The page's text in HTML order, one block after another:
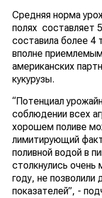
Средняя норма
полях составляет
составила более 4
вполне
американских
кукурузы.
“Потенциал
соблюдении всех
хорошем поливе
лимитирующий
поливной водой в
столкнулись
году, не позволили
показателей”, -